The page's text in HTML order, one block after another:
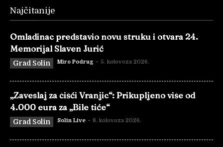
Najčitanije
Omladinac predstavio novu struku i otvara 24.
Memorijal Slaven Jurić
Grad Solin Miro Podrug - 5. kolovoza 2026.
„Zaveslaj za čišći Vranjic“: Prikupljeno više od
4.000 eura za „Bile tiće“
Grad Solin Solin Live - 8. kolovoza 2026.